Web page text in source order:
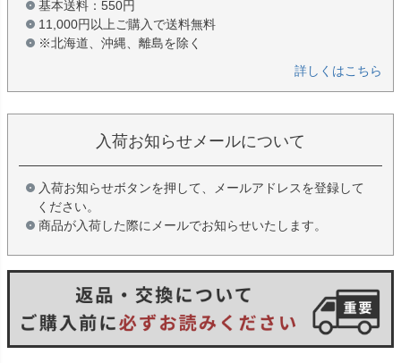
基本送料：550円
11,000円以上ご購入で送料無料
※北海道、沖縄、離島を除く
詳しくはこちら
入荷お知らせメールについて
入荷お知らせボタンを押して、メールアドレスを登録して
ください。
商品が入荷した際にメールでお知らせいたします。